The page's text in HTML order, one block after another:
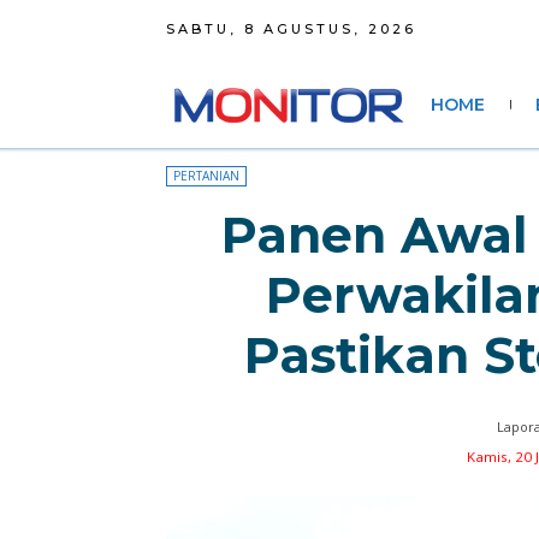
SABTU, 8 AGUSTUS, 2026
HOME
PERTANIAN
Panen
Pastikan
Kamis, 20